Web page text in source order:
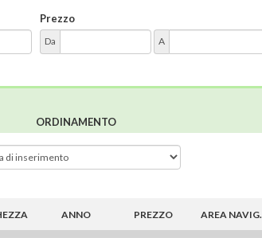
Prezzo
Da A
ORDINAMENTO
ANNO PREZZO AREA NAVIG.